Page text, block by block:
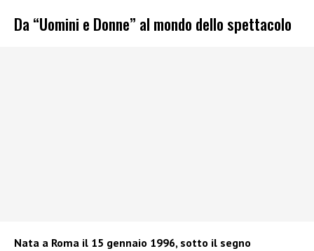
Da “Uomini e Donne” al mondo dello spettacolo
Nata a Roma il 15 gennaio 1996, sotto il segno